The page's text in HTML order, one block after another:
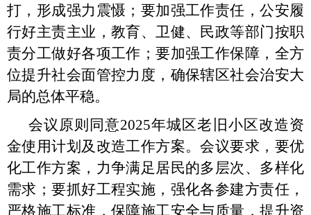
打，形成强力震慑；要加强工作责任，公安履
行好主责主业，教育、卫健、民政等部门按职
责分工做好各项工作；要加强工作保障，全方
位提升社会面管控力度，确保辖区社会治安大
局的总体平稳。
会议原则同意2025年城区老旧小区改造资
金使用计划及改造工作方案。会议要求，要优
化工作方案，力争满足居民的多层次、多样化
需求；要抓好工程实施，强化各参建方责任，
严格施工标准，保障施工安全与质量，提升资